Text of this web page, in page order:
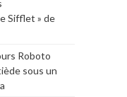
Sifflet » de
Roboto
sous un